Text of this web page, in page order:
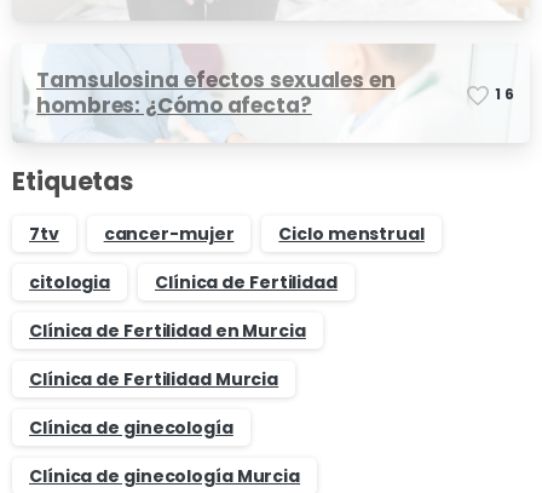
Tamsulosina efectos sexuales en
hombres: ¿Cómo afecta?
1 6
Etiquetas
7tv cancer-mujer
Ciclo menstrual
citologia
Clínica de Fertilidad
Clínica de Fertilidad en Murcia
Clínica de Fertilidad Murcia
Clínica de ginecología
Clínica de ginecología Murcia